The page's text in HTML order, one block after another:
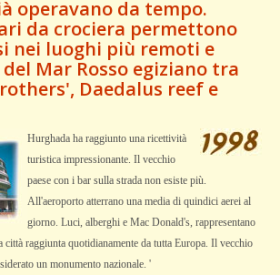
operavano da tempo.
da crociera permettono
nei luoghi più remoti e
Mar Rosso egiziano tra
Daedalus reef e
Hurghada ha raggiunto una ricettività
turistica impressionante. Il vecchio
paese con i bar sulla strada non esiste più.
All'aeroporto atterrano una media di quindici aerei al
giorno. Luci, alberghi e Mac Donald's, rappresentano
città raggiunta quotidianamente da tutta Europa. Il vecchio
un monumento nazionale. '